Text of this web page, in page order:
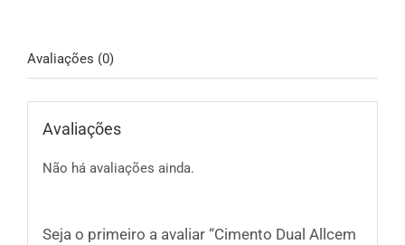
Avaliações (0)
Avaliações
Não há avaliações ainda.
Seja o primeiro a avaliar “Cimento Dual Allcem